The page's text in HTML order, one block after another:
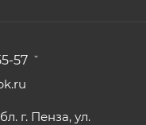
57
г. Пенза, ул.